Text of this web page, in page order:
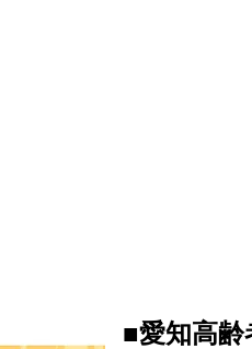
■愛知高